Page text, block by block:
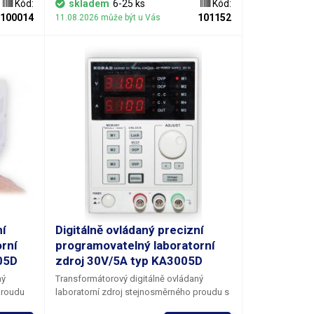
Kód:
100014
napětí.
skladem 6-25 ks
11.08.2026 může být u Vás
Kód:
101152
Digitálně ovládaný precizní
programovatelný laboratorní
zdroj 30V/5A typ KA3005D
Transformátorový digitálně ovládaný
laboratorní zdroj stejnosměrného proudu s